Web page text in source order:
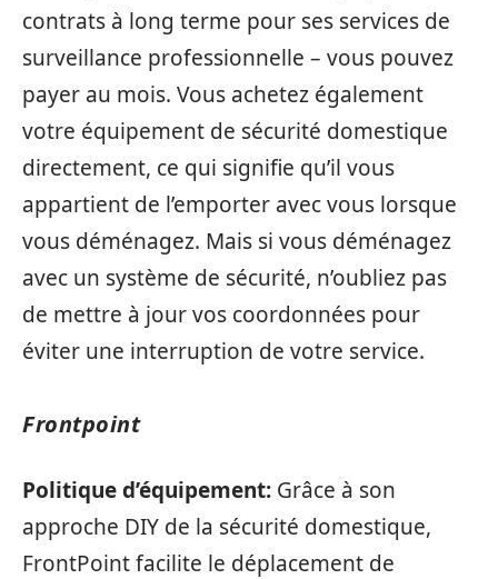
contrats à long terme pour ses services de
surveillance professionnelle – vous pouvez
payer au mois. Vous achetez également
votre équipement de sécurité domestique
directement, ce qui signifie qu’il vous
appartient de l’emporter avec vous lorsque
vous déménagez. Mais si vous déménagez
avec un système de sécurité, n’oubliez pas
de mettre à jour vos coordonnées pour
éviter une interruption de votre service.
Frontpoint
Politique d’équipement: Grâce à son
approche DIY de la sécurité domestique,
FrontPoint facilite le déplacement de